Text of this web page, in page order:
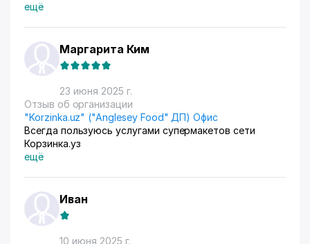
ещё
Маргарита Ким
23 июня 2025 г.
Отзыв об организации
"Korzinka.uz" ("Anglesey Food" ДП) Офис
Всегда пользуюсь услугами супермакетов сети
Корзинка.уз
ещё
Иван
10 июня 2025 г.